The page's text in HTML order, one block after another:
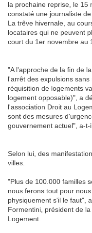
la prochaine reprise, le 15
constaté une journaliste de
La trêve hivernale, au
locataires qui ne peuvent
court du 1er novembre au
"A l'approche de la fin de
l'arrêt des expulsions
réquisition de logements
logement opposable)", a
l'association Droit au
sont des mesures
gouvernement actuel", a-t-
Selon lui, des
villes.
"Plus de 100.000 familles
nous ferons tout pour
physiquement s'il le faut",
Formentini, président de
Logement.